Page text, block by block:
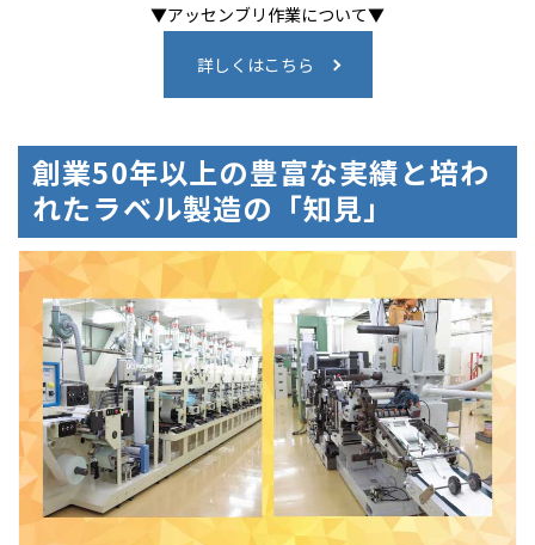
▼アッセンブリ作業について▼
詳しくはこちら
創業50年以上の豊富な実績と培わ
れたラベル製造の「知見」